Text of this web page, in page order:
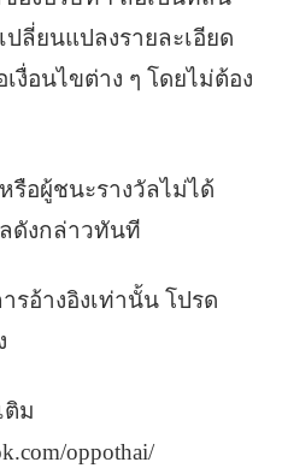
ลี่ยนแปลงรายละเอียด
งื่อนไขต่าง ๆ โดยไม่ต้อง
อผู้ชนะรางวัลไม่ได้
ดังกล่าวทันที
อ้างอิงเท่านั้น โปรด
ติม
oppothai/